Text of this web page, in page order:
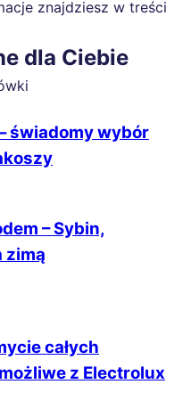
znajdziesz w treści
dla Ciebie
świadomy wybór
– Sybin,
zimą
całych
z Electrolux